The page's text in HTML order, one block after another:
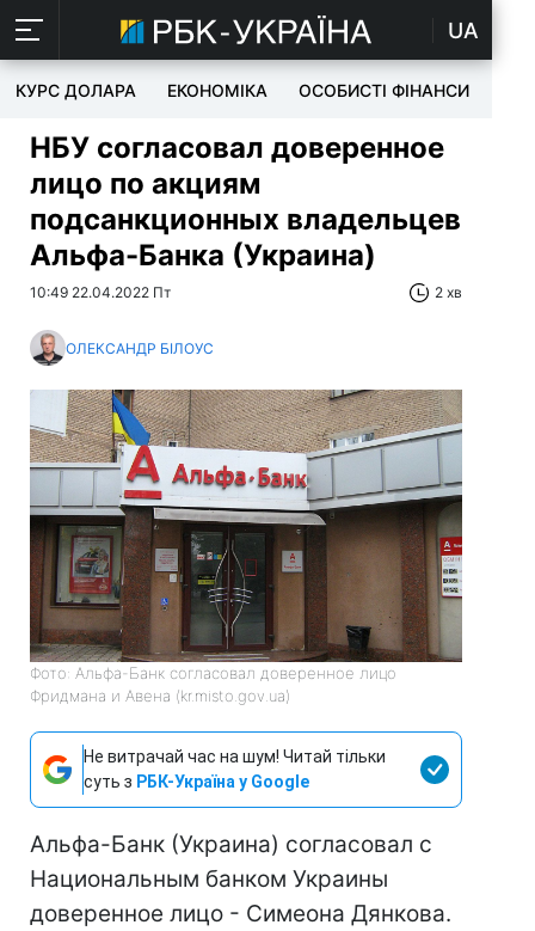
UA
КУРС ДОЛАРА ЕКОНОМІКА ОСОБИСТІ ФІНАНСИ
НБУ согласовал доверенное
лицо по акциям
подсанкционных владельцев
Альфа-Банка (Украина)
10:49 22.04.2022 Пт 2 хв
ОЛЕКСАНДР БІЛОУС
Фото: Альфа-Банк согласовал доверенное лицо
Фридмана и Авена (kr.misto.gov.ua)
Не витрачай час на шум! Читай тільки
суть з РБК-Україна у Google
Альфа-Банк (Украина) согласовал с
Национальным банком Украины
доверенное лицо - Симеона Дянкова.